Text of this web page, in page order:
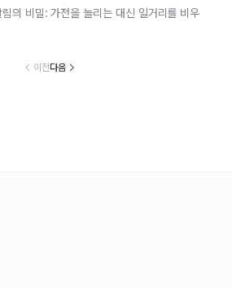
의 비밀: 가전을 늘리는 대신 일거리를 비우
이전다음